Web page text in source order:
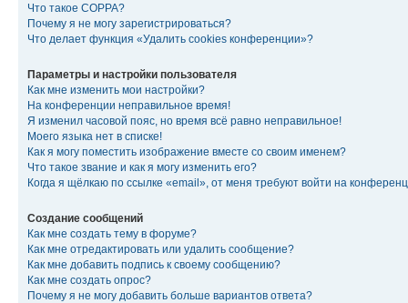
Что такое COPPA?
Почему я не могу зарегистрироваться?
Что делает функция «Удалить cookies конференции»?
Параметры и настройки пользователя
Как мне изменить мои настройки?
На конференции неправильное время!
Я изменил часовой пояс, но время всё равно неправильное!
Моего языка нет в списке!
Как я могу поместить изображение вместе со своим именем?
Что такое звание и как я могу изменить его?
Когда я щёлкаю по ссылке «email», от меня требуют войти на
Создание сообщений
Как мне создать тему в форуме?
Как мне отредактировать или удалить сообщение?
Как мне добавить подпись к своему сообщению?
Как мне создать опрос?
Почему я не могу добавить больше вариантов ответа?